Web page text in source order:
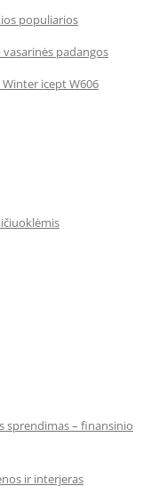
populiarios
padangos
icept W606
sprendimas – finansinio
ir interjeras